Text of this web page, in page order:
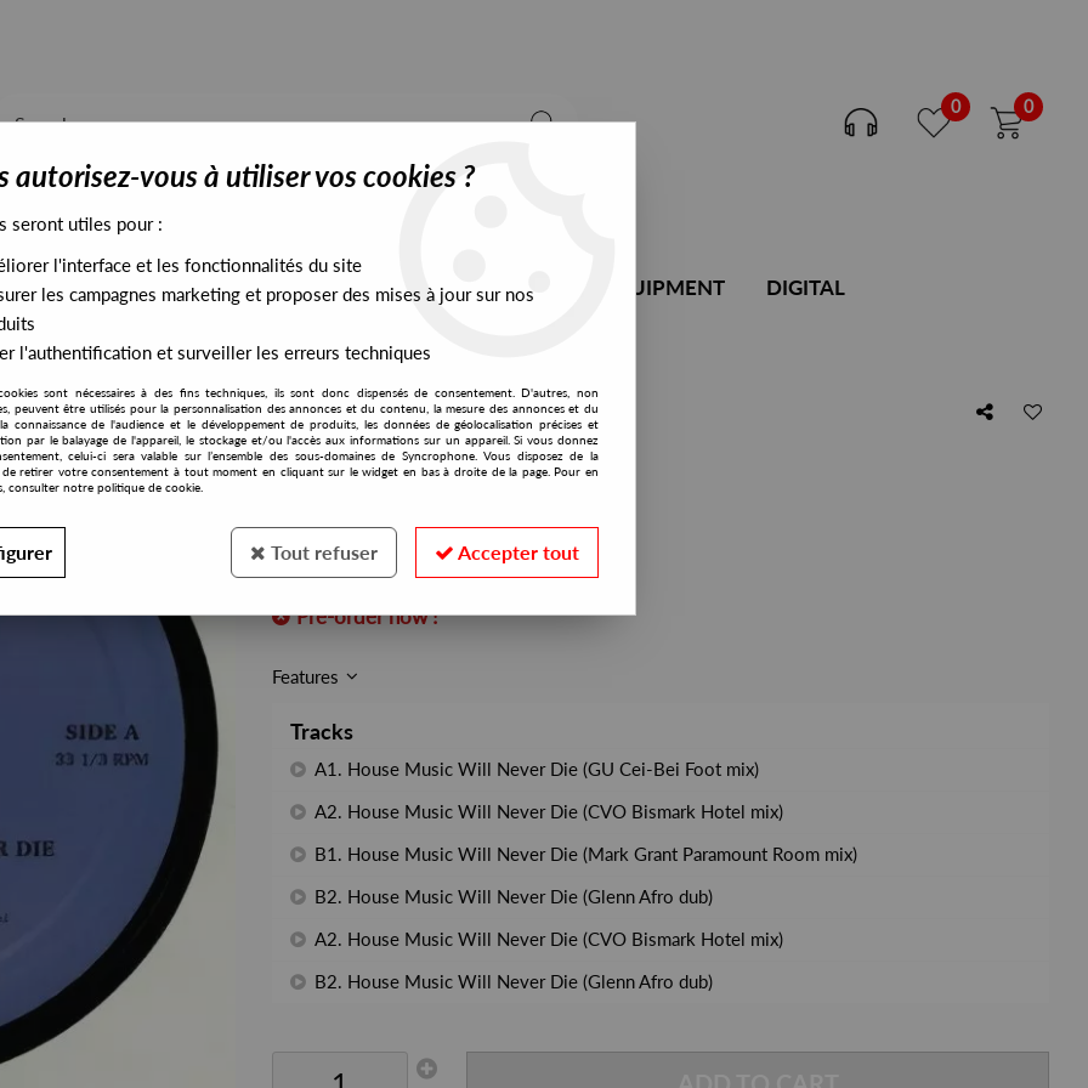
0 0
STOCK EXCLUSIVES PRESALES EXCLUSIVES DJ EQUIPMENT DIGITAL
Music Will Never Die
Groovin Records
Glenn Underground
House Music Will Never Die
14,00 €incl. taxes
GR-1221
Pre-order now !
Features
Tracks
A1. House Music Will Never Die (GU Cei-Bei Foot mix)
A2. House Music Will Never Die (CVO Bismark Hotel mix)
B1. House Music Will Never Die (Mark Grant Paramount Room mix)
B2. House Music Will Never Die (Glenn Afro dub)
A2. House Music Will Never Die (CVO Bismark Hotel mix)
B2. House Music Will Never Die (Glenn Afro dub)
autorisez-vous à utiliser vos cookies ?
seront utiles pour :
l'interface et les fonctionnalités du site
les campagnes marketing et proposer des mises à jour sur nos
l'authentification et surveiller les erreurs techniques
sont nécessaires à des fins techniques, ils sont donc dispensés de consentement. D'autres, non
peuvent être utilisés pour la personnalisation des annonces et du contenu, la mesure des annonces et du
connaissance de l'audience et le développement de produits, les données de géolocalisation précises et
par le balayage de l'appareil, le stockage et/ou l'accès aux informations sur un appareil. Si vous donnez
celui-ci sera valable sur l’ensemble des sous-domaines de Syncrophone. Vous disposez de la
de retirer votre consentement à tout moment en cliquant sur le widget en bas à droite de la page. Pour en
consulter notre politique de cookie.
Tout refuser Accepter tout